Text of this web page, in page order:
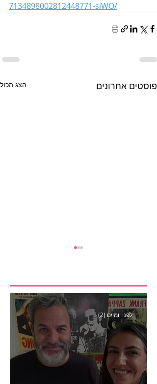
7134898002812448771-siWO/
פוסטים אחרונים הצג הכול
הבנצ׳מרק הראשון
לפעילות משפיענים- פרק
445 עם לינוי יחזקאל אלבו
מנכ״לית Humanz ישראל
לפני יומיים (2)